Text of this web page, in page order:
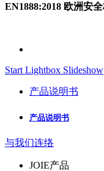
EN1888:2018 欧洲安
Start Lightbox Slideshow
产品说明书
产品说明书
与我们连络
JOIE产品